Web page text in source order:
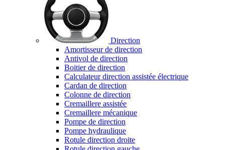
Direction
Amortisseur de direction
Antivol de direction
Boitier de direction
Calculateur direction assistée électrique
Cardan de direction
Colonne de direction
Cremaillere assistée
Cremaillere mécanique
Pompe de direction
Pompe hydraulique
Rotule direction droite